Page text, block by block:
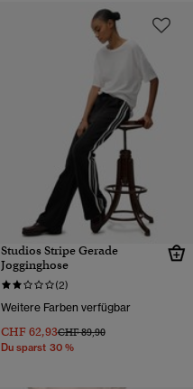
Studios Stripe Gerade
Jogginghose
(2)
Weitere Farben verfügbar
CHF 62,93Preis wurde reduziert von
CHF 89,90bis
Du sparst 30 %